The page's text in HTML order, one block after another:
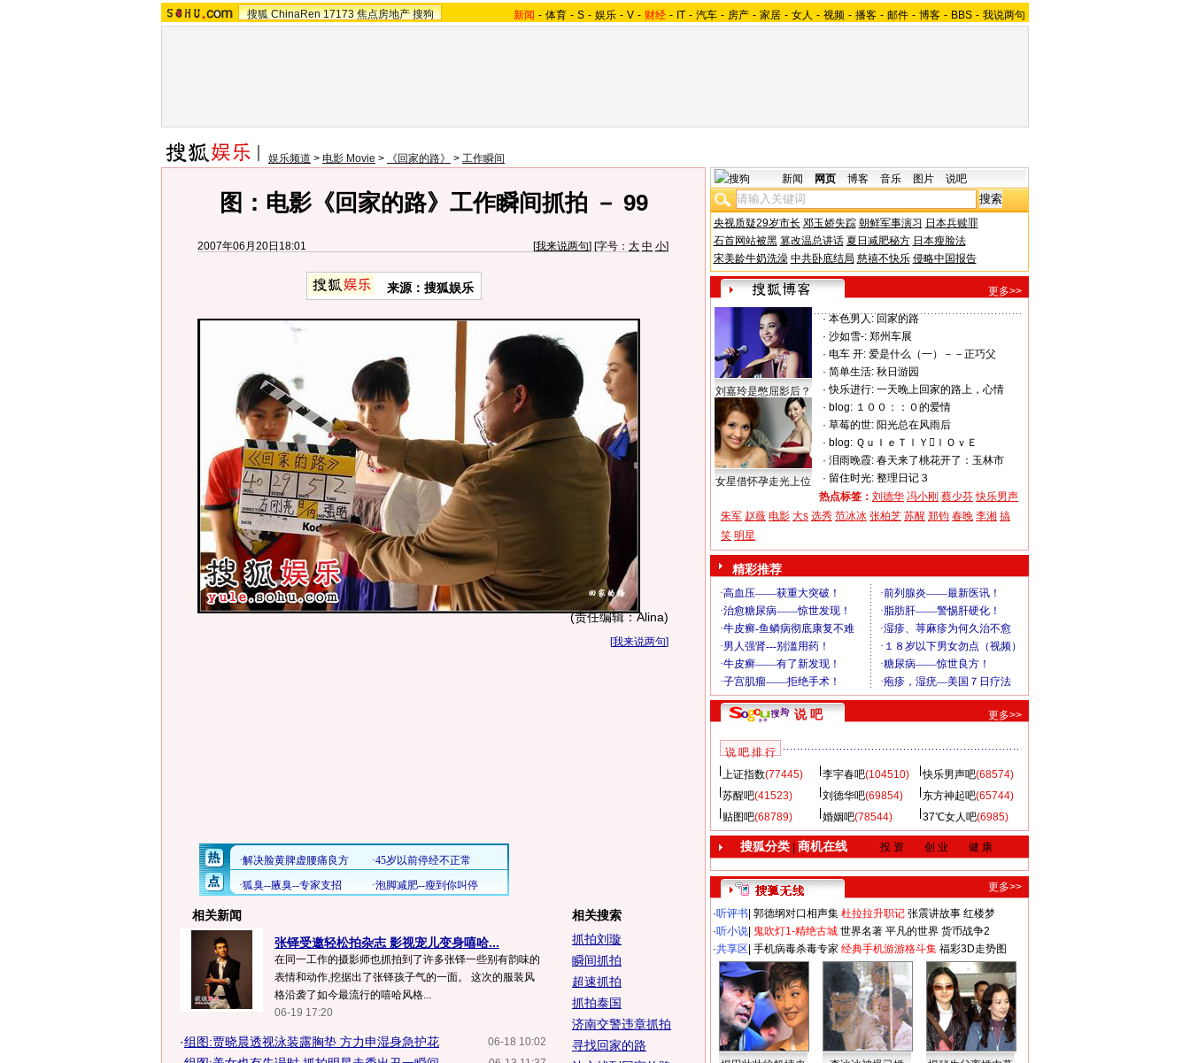
搜狐 ChinaRen 17173 焦点房地产 搜狗 新闻 - 体育 - S - 娱乐 - V - 财经 - IT - 汽车 - 房产 - 家居 - 女人 - 视频 - 播客 - 邮件 - 博客 - BBS - 我说两句
娱乐频道 > 电影 Movie > 《回家的路》 > 工作瞬间
图：电影《回家的路》工作瞬间抓拍 － 99
2007年06月20日18:01 [我来说两句] [字号： 大 中 小]
来源：搜狐娱乐
(责任编辑：Alina)
[我来说两句]
相关新闻
张铎受邀轻松拍杂志 影视宠儿变身嘻哈...
在同一工作的摄影师也抓拍到了许多张铎一些别有韵味的
表情和动作,挖据出了张铎孩子气的一面。 这次的服装风
格沿袭了如今最流行的嘻哈风格...
06-19 17:20
06-18 10:02
·组图:贾晓晨透视泳装露胸垫 方力申湿身急护花
相关搜索
抓拍刘璇
瞬间抓拍
超速抓拍
抓拍泰国
济南交警违章抓拍
寻找回家的路
新闻 网页 博客 音乐 图片 说吧
央视质疑29岁市长 邓玉娇失踪 朝鲜军事演习 日本兵赎罪
石首网站被黑 篡改温总讲话 夏日减肥秘方 日本瘦脸法
宋美龄牛奶洗澡 中共卧底结局 慈禧不快乐 侵略中国报告
更多>>
刘嘉玲是憋屈影后？
女星借怀孕走光上位
· 本色男人: 回家的路
· 沙如雪-: 郑州车展
· 电车 开: 爱是什么（一）－－正巧父
· 简单生活: 秋日游园
·快乐进行: 一天晚上回家的路上，心情
· blog: １００：：０的爱情
· 草莓的世: 阳光总在风雨后
· blog: ＱｕＩｅＴｌＹｌＯｖＥ
· 泪雨晚霞: 春天来了桃花开了：玉林市
· 留住时光: 整理日记３
热点标签： 刘德华 冯小刚 蔡少芬 快乐男声
朱军 赵薇 电影 大s 选秀 范冰冰 张柏芝 苏醒 郑钧 春晚 李湘 搞
笑 明星
精彩推荐
说 吧 更多>>
说 吧 排 行
上证指数(77445) 李宇春吧(104510) 快乐男声吧(68574)
苏醒吧(41523) 刘德华吧(69854) 东方神起吧(65744)
贴图吧(68789) 婚姻吧(78544) 37℃女人吧(6985)
搜狐分类| 商机在线 投 资 创 业 健 康
更多>>
·听评书 郭德纲对口相声集 杜拉拉升职记 张震讲故事 红楼梦
·听小说 鬼吹灯1-精绝古城 世界名著 平凡的世界 货币战争2
·共享区 手机病毒杀毒专家 经典手机游游格斗集 福彩3D走势图